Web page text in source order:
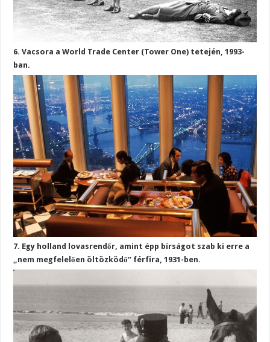
6. Vacsora a World Trade Center (Tower One) tetején, 1993-
ban.
7. Egy holland lovasrendőr, amint épp bírságot szab ki erre a
„nem megfelelően öltözködő” férfira, 1931-ben.